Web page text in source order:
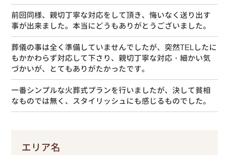
前回同様、親切丁寧な対応をして頂き、悔いなく送り出す
事が出来ました。本当にどうもありがとうございました。
葬儀の事は全く準備していませんでしたが、突然TELしたに
もかかわらず対応して下さり、親切丁寧な対応・細かい気
づかいが、とてもありがたかったです。
一番シンプルな火葬式プランを行いましたが、決して貧相
なものでは無く、スタイリッシュにも感じるものでした。
エリア名